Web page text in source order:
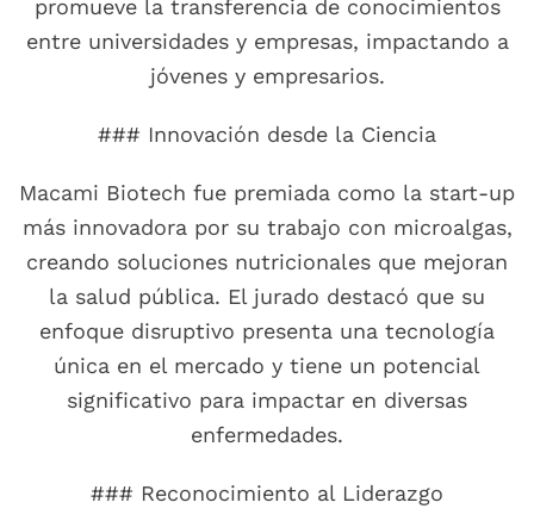
promueve la transferencia de conocimientos
entre universidades y empresas, impactando a
jóvenes y empresarios.
### Innovación desde la Ciencia
Macami Biotech fue premiada como la start-up
más innovadora por su trabajo con microalgas,
creando soluciones nutricionales que mejoran
la salud pública. El jurado destacó que su
enfoque disruptivo presenta una tecnología
única en el mercado y tiene un potencial
significativo para impactar en diversas
enfermedades.
### Reconocimiento al Liderazgo